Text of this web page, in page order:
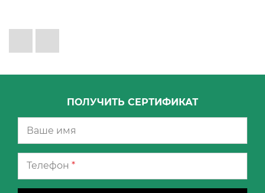
ПОЛУЧИТЬ СЕРТИФИКАТ
Телефон *